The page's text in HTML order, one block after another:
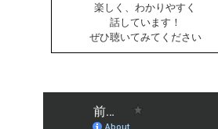
楽しく、わかりやすく
話しています！
ぜひ聴いてみてください